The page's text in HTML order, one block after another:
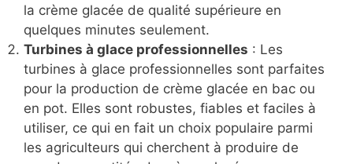
la crème glacée de qualité supérieure en
quelques minutes seulement.
Turbines à glace professionnelles : Les
turbines à glace professionnelles sont parfaites
pour la production de crème glacée en bac ou
en pot. Elles sont robustes, fiables et faciles à
utiliser, ce qui en fait un choix populaire parmi
les agriculteurs qui cherchent à produire de